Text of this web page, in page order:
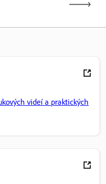
videí a praktických